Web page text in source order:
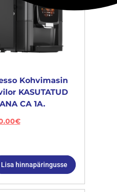
Kohvimasin
KASUTATUD
CA 1A.
€
Lisa hinnapäringusse